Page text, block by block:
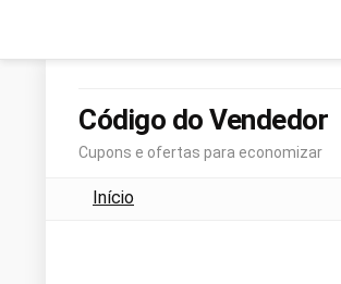
Código do Vendedor
Cupons e ofertas para economizar
Início